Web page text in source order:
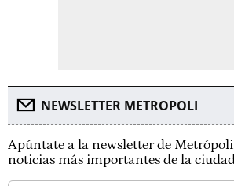
NEWSLETTER METROPOLI
Apúntate a la newsletter de
noticias más importantes de la